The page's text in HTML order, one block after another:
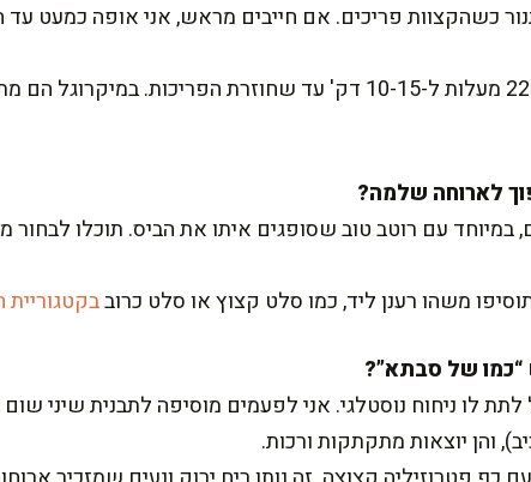
כשהקצוות פריכים. אם חייבים מראש, אני אופה כמעט
לחימום אני מחזירה לתנור חם 220 מעלות ל-10-15 דק' עד שחוזרת
במיוחד עם רוטב טוב שסופגים איתו את הביס. תוכלו לבחור
משהו רענן ליד, כמו סלט קצוץ או סלט כרוב
לו ניחוח נוסטלגי. אני לפעמים מוסיפה לתבנית
והן יוצאות מתקתקות ורכות.